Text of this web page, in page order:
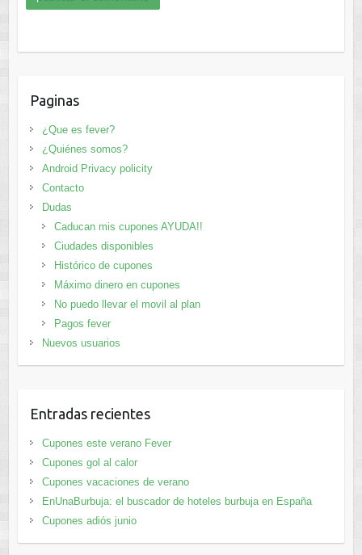
Paginas
¿Que es fever?
¿Quiénes somos?
Android Privacy policity
Contacto
Dudas
Caducan mis cupones AYUDA!!
Ciudades disponibles
Histórico de cupones
Máximo dinero en cupones
No puedo llevar el movil al plan
Pagos fever
Nuevos usuarios
Entradas recientes
Cupones este verano Fever
Cupones gol al calor
Cupones vacaciones de verano
EnUnaBurbuja: el buscador de hoteles burbuja en España
Cupones adiós junio